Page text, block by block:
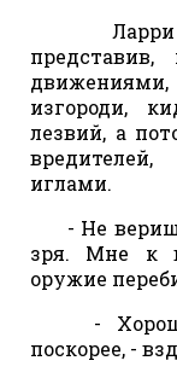
Ларри
изгороди,
лезвий, а
иглами.
- Не
зря. Мне к
оружие
- Хорошо
поскорее, -